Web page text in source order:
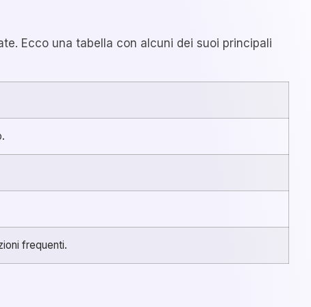
Ecco una tabella con alcuni dei suoi principali
frequenti.